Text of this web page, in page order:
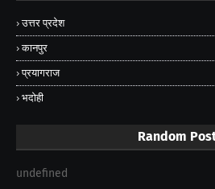
उत्तर प्रदेश
कानपुर
प्रयागराज
भदोही
Random
undefined